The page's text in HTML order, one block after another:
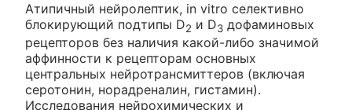
Атипичный нейролептик, in vitro селективно
блокирующий подтипы D2 и D3 дофаминовых
рецепторов без наличия какой-либо значимой
аффинности к рецепторам основных
центральных нейротрансмиттеров (включая
серотонин, норадреналин, гистамин).
Исследования нейрохимических и